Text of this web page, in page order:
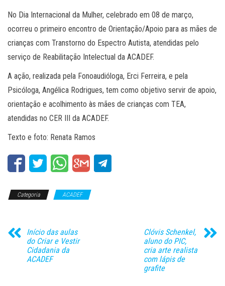
No Dia Internacional da Mulher, celebrado em 08 de março,
ocorreu o primeiro encontro de Orientação/Apoio para as mães de
crianças com Transtorno do Espectro Autista, atendidas pelo
serviço de Reabilitação Intelectual da ACADEF.
A ação, realizada pela Fonoaudióloga, Erci Ferreira, e pela
Psicóloga, Angélica Rodrigues, tem como objetivo servir de apoio,
orientação e acolhimento às mães de crianças com TEA,
atendidas no CER III da ACADEF.
Texto e foto: Renata Ramos
Categoria ACADEF
Início das aulas
do Criar e Vestir
Cidadania da
ACADEF
Clóvis Schenkel,
aluno do PIC,
cria arte realista
com lápis de
grafite